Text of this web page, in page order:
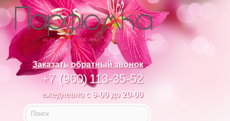
Заказать обратный звонок
+7 (960)113-35-52
ежедневно с 9-00до 20-00